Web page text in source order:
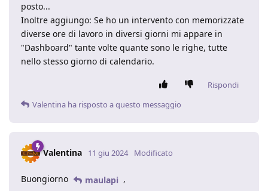
posto...
Inoltre aggiungo: Se ho un intervento con memorizzate
diverse ore di lavoro in diversi giorni mi appare in
"Dashboard" tante volte quante sono le righe, tutte
nello stesso giorno di calendario.
Rispondi
Valentina ha risposto a questo messaggio
Valentina 11 giu 2024 Modificato
Buongiorno maulapi ,